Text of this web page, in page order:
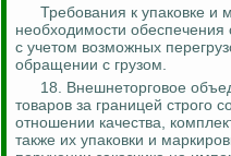
Требования к упаковке и
необходимости обеспечения
с учетом возможных
обращении с грузом.
18. Внешнеторговое
товаров за границей строго
отношении качества,
также их упаковки и